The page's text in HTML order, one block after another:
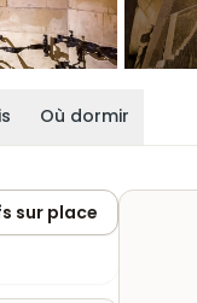
Où dormir
sur place